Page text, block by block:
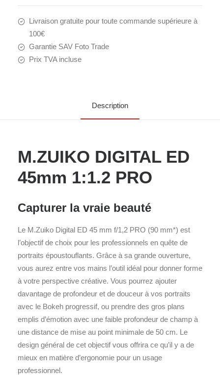
Livraison gratuite pour toute commande supérieure à
100€
Garantie SAV Foto Trade
Prix TVA incluse
Description
M.ZUIKO DIGITAL ED
45mm 1:1.2 PRO
Capturer la vraie beauté
Le M.Zuiko Digital ED 45 mm f/1,2 PRO (90 mm*) est
l’objectif de choix pour les professionnels en quête de
portraits époustouflants. Grâce à sa grande ouverture,
vous aurez entre vos mains l’outil idéal pour donner forme
à votre perspective créative. Vous pourrez ajouter
davantage de profondeur et de douceur à vos portraits
avec le Bokeh progressif, ou prendre des gros plans
emplis d’émotion avec une faible profondeur de champ à
une distance de mise au point minimale de 50 cm. Le
design général de cet objectif vous offrira ce qu’il y a de
mieux en matière d’ergonomie pour un usage
professionnel.